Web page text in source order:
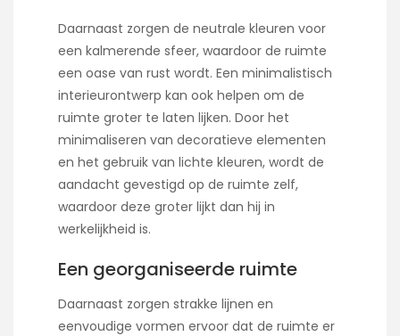
Daarnaast zorgen de neutrale kleuren voor
een kalmerende sfeer, waardoor de ruimte
een oase van rust wordt. Een minimalistisch
interieurontwerp kan ook helpen om de
ruimte groter te laten lijken. Door het
minimaliseren van decoratieve elementen
en het gebruik van lichte kleuren, wordt de
aandacht gevestigd op de ruimte zelf,
waardoor deze groter lijkt dan hij in
werkelijkheid is.
Een georganiseerde ruimte
Daarnaast zorgen strakke lijnen en
eenvoudige vormen ervoor dat de ruimte er